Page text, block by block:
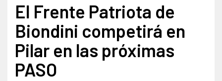
El Frente Patriota de
Biondini competirá en
Pilar en las próximas
PASO